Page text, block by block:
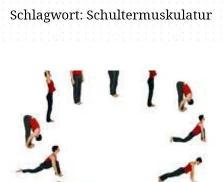
Schlagwort:Schultermuskulatur